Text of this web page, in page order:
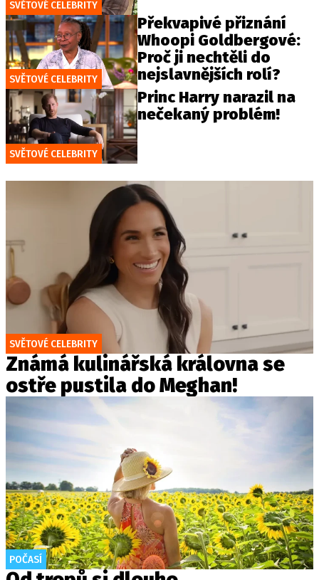
SVĚTOVÉ CELEBRITY
SVĚTOVÉ CELEBRITY
Překvapivé přiznání
Whoopi Goldbergové:
Proč ji nechtěli do
nejslavnějších rolí?
SVĚTOVÉ CELEBRITY
Princ Harry narazil na
nečekaný problém!
SVĚTOVÉ CELEBRITY
Známá kulinářská královna se
ostře pustila do Meghan!
POČASÍ